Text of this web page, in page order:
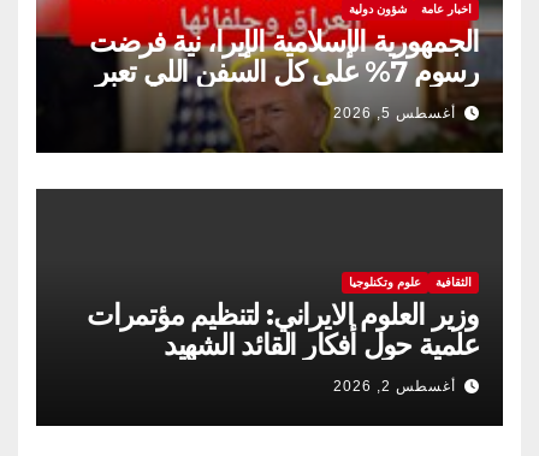
اخبار عامة شؤون دولية
الجمهورية الإسلامية الإيرا، نية فرضت
رسوم 7% على كل السفن اللي تعبر
مضيق هرمز
أغسطس 5, 2026
الثقافية علوم وتكنلوجيا
وزير العلوم الايراني: لتنظيم مؤتمرات
علمية حول أفكار القائد الشهيد
أغسطس 2, 2026